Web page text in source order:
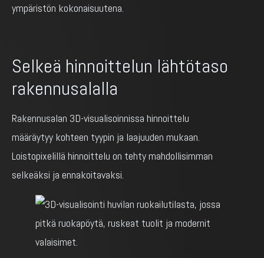
ympäristön kokonaisuutena.
Selkeä hinnoittelun lähtötaso
rakennusalalla
Rakennusalan 3D-visualisoinnissa hinnoittelu
määräytyy kohteen tyypin ja laajuuden mukaan.
Loistopixelillä hinnoittelu on tehty mahdollisimman
selkeäksi ja ennakoitavaksi.